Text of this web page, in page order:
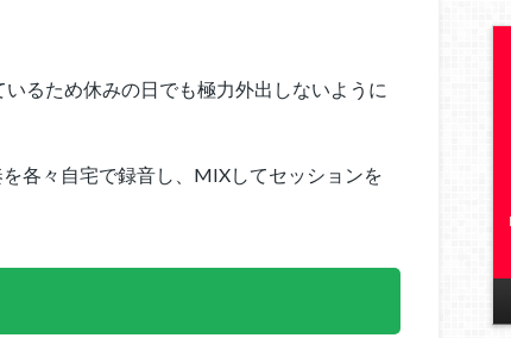
るため休みの日でも極力外出しないように
各々自宅で録音し、MIXしてセッションを